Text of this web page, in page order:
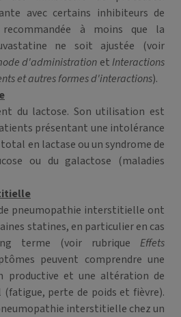
avec certains inhibiteurs de
à moins que la
ne soit ajustée (voir
d'administration etInteractions
et autres formes d'interactions).
du lactose. Son utilisation est
présentant une intolérance
en lactase ou un syndrome de
ou du galactose (maladies
pneumopathie interstitielle ont
statines, en particulier en cas
terme (voir rubrique Effets
peuvent comprendre une
productive et une altération de
perte de poids et fièvre).
interstitielle chez un